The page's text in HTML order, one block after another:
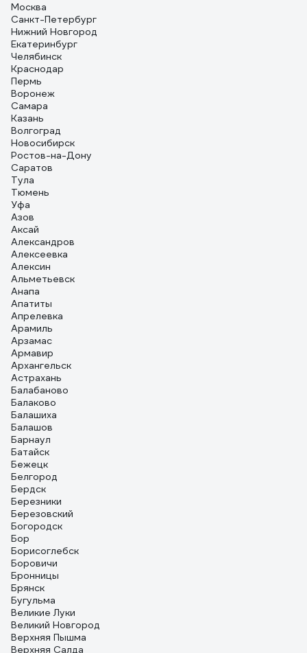
Москва
Санкт-Петербург
Нижний Новгород
Екатеринбург
Челябинск
Краснодар
Пермь
Воронеж
Самара
Казань
Волгоград
Новосибирск
Ростов-на-Дону
Саратов
Тула
Тюмень
Уфа
Азов
Аксай
Александров
Алексеевка
Алексин
Альметьевск
Анапа
Апатиты
Апрелевка
Арамиль
Арзамас
Армавир
Архангельск
Астрахань
Балабаново
Балаково
Балашиха
Балашов
Барнаул
Батайск
Бежецк
Белгород
Бердск
Березники
Березовский
Богородск
Бор
Борисоглебск
Боровичи
Бронницы
Брянск
Бугульма
Великие Луки
Великий Новгород
Верхняя Пышма
Верхняя Салда